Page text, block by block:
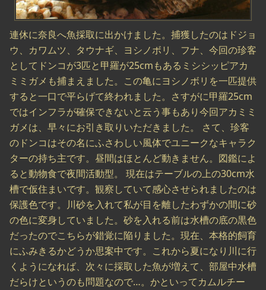
連休に奈良へ魚採取に出かけました。捕獲したのはドジョ
ウ、カワムツ、タウナギ、ヨシノボリ、フナ、今回の珍客
としてドンコが3匹と甲羅が25cmもあるミシシッピアカ
ミミガメも捕まえました。この亀にヨシノボリを一匹提供
すると一口で平らげて終われました。さすがに甲羅25cm
ではインフラが確保できないと云う事もあり今回アカミミ
ガメは、早々にお引き取りいただきました。 さて、珍客
のドンコはその名にふさわしい風体でユニークなキャラク
ターの持ち主です。昼間はほとんど動きません。図鑑によ
ると動物食で夜間活動型。 現在はテーブルの上の30cm水
槽で仮住まいです。観察していて感心させられましたのは
保護色です。川砂を入れて私が目を離したわずかの間に砂
の色に変身していました。砂を入れる前は水槽の底の黒色
だったのでこちらが錯覚に陥りました。現在、本格的飼育
にふみきるかどうか思案中です。これから夏になり川に行
くようになれば、次々に採取した魚が増えて、部屋中水槽
だらけというのも問題なので…。かといってカムルチー